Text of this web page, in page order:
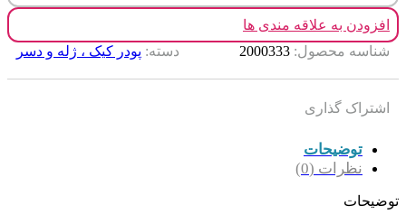
افزودن به علاقه مندی ها
شناسه محصول: 2000333 دسته: پودر کیک ، ژله و دسر
اشتراک گذاری
توضیحات
نظرات (0)
توضیحات